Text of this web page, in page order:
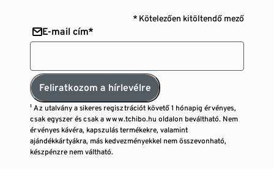
* Kötelezően kitöltendő mező
E-mail cím*
Feliratkozom a hírlevélre
¹ Az utalvány a sikeres regisztrációt követő 1 hónapig érvényes,
csak egyszer és csak a www.tchibo.hu oldalon beváltható. Nem
érvényes kávéra, kapszulás termékekre, valamint
ajándékkártyákra, más kedvezményekkel nem összevonható,
készpénzre nem váltható.